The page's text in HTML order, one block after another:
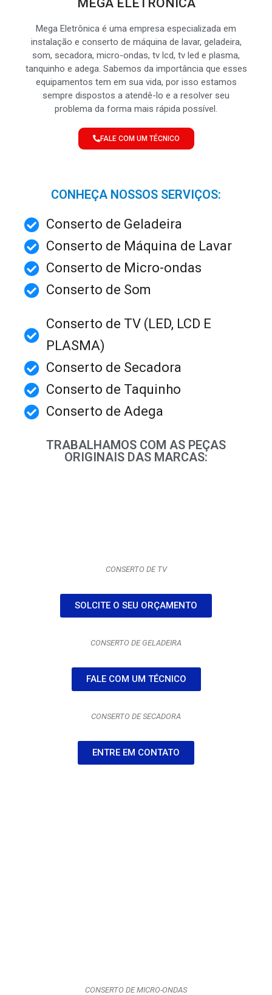
MEGA ELETRÔNICA
Mega Eletrônica é uma empresa especializada em
instalação e conserto de máquina de lavar, geladeira,
som, secadora, micro-ondas, tv lcd, tv led e plasma,
tanquinho e adega. Sabemos da importância que esses
equipamentos tem em sua vida, por isso estamos
sempre dispostos a atendê-lo e a resolver seu
problema da forma mais rápida possível.
FALE COM UM TÉCNICO
CONHEÇA NOSSOS SERVIÇOS:
Conserto de Geladeira
Conserto de Máquina de Lavar
Conserto de Micro-ondas
Conserto de Som
Conserto de TV (LED, LCD E
PLASMA)
Conserto de Secadora
Conserto de Taquinho
Conserto de Adega
TRABALHAMOS COM AS PEÇAS
ORIGINAIS DAS MARCAS:
CONSERTO DE TV
SOLCITE O SEU ORÇAMENTO
CONSERTO DE GELADEIRA
FALE COM UM TÉCNICO
CONSERTO DE SECADORA
ENTRE EM CONTATO
CONSERTO DE MICRO-ONDAS